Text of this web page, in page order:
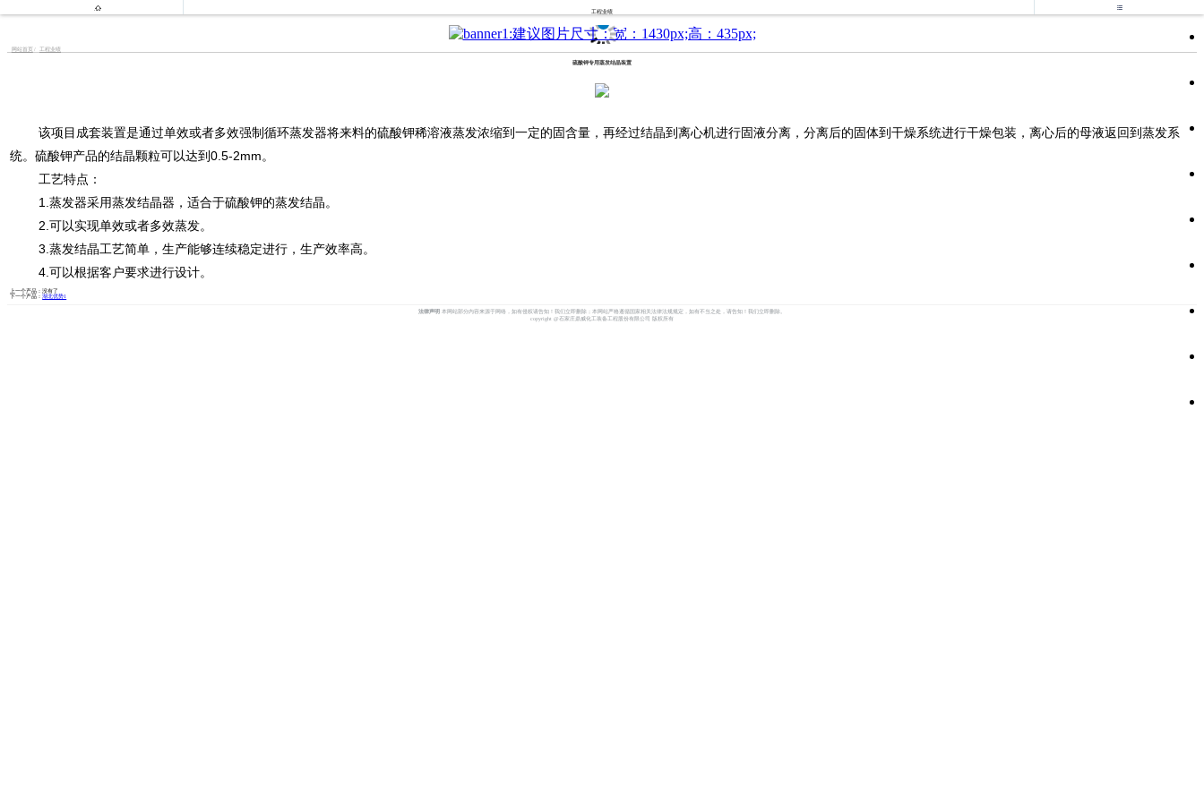

工程业绩

网站首页 工程业绩
硫酸钾专用蒸发结晶装置
该项目成套装置是通过单效或者多效强制循环蒸发器将来料的硫酸钾稀溶液蒸发浓缩到一定的固含量，再经过结晶到离心机进行固液分离，分离后的固体到干燥系统进行干燥包装，离心后的母液返回到蒸发系
统。硫酸钾产品的结晶颗粒可以达到0.5-2mm。
工艺特点：
1.蒸发器采用蒸发结晶器，适合于硫酸钾的蒸发结晶。
2.可以实现单效或者多效蒸发。
3.蒸发结晶工艺简单，生产能够连续稳定进行，生产效率高。
4.可以根据客户要求进行设计。
上一个产品：没有了
下一个产品：湖北优势1
法律声明 本网站部分内容来源于网络，如有侵权请告知！我们立即删除；本网站严格遵循国家相关法律法规规定，如有不当之处，请告知！我们立即删除。
copyright @石家庄鼎威化工装备工程股份有限公司 版权所有